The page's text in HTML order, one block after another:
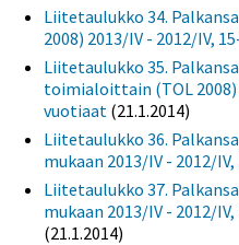
Liitetaulukko 34.
2008) 2013/IV - 2012/IV,
Liitetaulukko 35.
toimialoittain (TOL 2008)
vuotiaat (21.1.2014)
Liitetaulukko 36.
mukaan 2013/IV - 2012/
Liitetaulukko 37.
mukaan 2013/IV - 2012/
(21.1.2014)